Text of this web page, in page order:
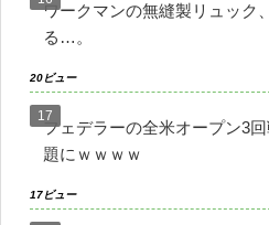
ワークマンの無縫製リュック
る…。
20ビュー
フェデラーの全米オープン3
題にｗｗｗｗ
17ビュー